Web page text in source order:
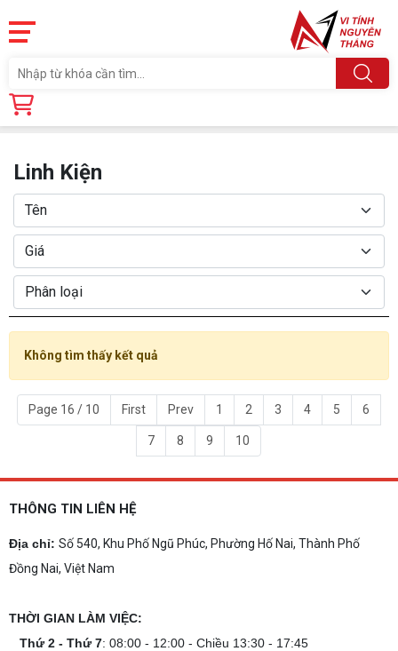
Trang chủ
Linh Kiện
Không tìm thấy kết quả
Page 16 / 10 First Prev 1 2 3 4 5 6
7 8 9 10
THÔNG TIN LIÊN HỆ
Địa chỉ: Số 540, Khu Phố Ngũ Phúc, Phường Hố Nai, Thành Phố
Đồng Nai, Việt Nam
THỜI GIAN LÀM VIỆC:
Thứ 2 - Thứ 7: 08:00 - 12:00 - Chiều 13:30 - 17:45